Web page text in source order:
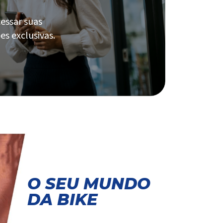
suas
exclusivas.
O SEU MUNDO
DA BIKE